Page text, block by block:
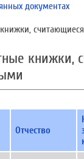
документах
книжки,
Отчество